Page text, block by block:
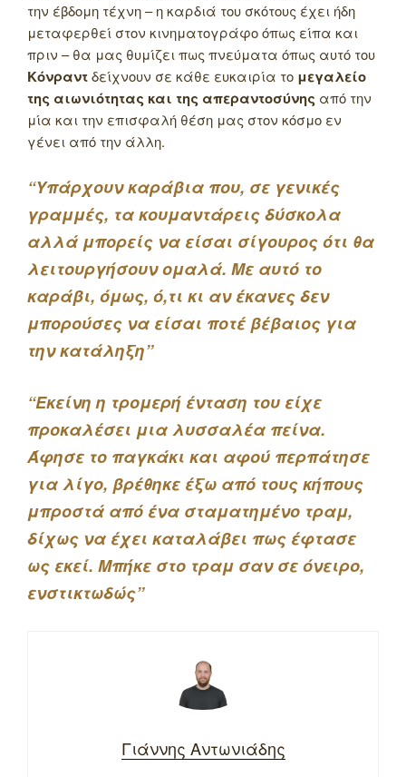
την έβδομη τέχνη – η καρδιά του σκότους έχει ήδη
μεταφερθεί στον κινηματογράφο όπως είπα και
πριν – θα μας θυμίζει πως πνεύματα όπως αυτό του
Κόνραντδείχνουν σε κάθε ευκαιρία το μεγαλείο
της αιωνιότητας και της απεραντοσύνης από την
μία και την επισφαλή θέση μας στον κόσμο εν
γένει από την άλλη.
“Υπάρχουν καράβια που, σε γενικές
γραμμές, τα κουμαντάρεις δύσκολα
αλλά μπορείς να είσαι σίγουρος ότι θα
λειτουργήσουν ομαλά. Με αυτό το
καράβι, όμως, ό,τι κι αν έκανες δεν
μπορούσες να είσαι ποτέ βέβαιος για
την κατάληξη”
“Εκείνη η τρομερή ένταση του είχε
προκαλέσει μια λυσσαλέα πείνα.
Άφησε το παγκάκι και αφού περπάτησε
για λίγο, βρέθηκε έξω από τους κήπους
μπροστά από ένα σταματημένο τραμ,
δίχως να έχει καταλάβει πως έφτασε
ως εκεί. Μπήκε στο τραμ σαν σε όνειρο,
ενστικτωδώς”
Γιάννης Αντωνιάδης